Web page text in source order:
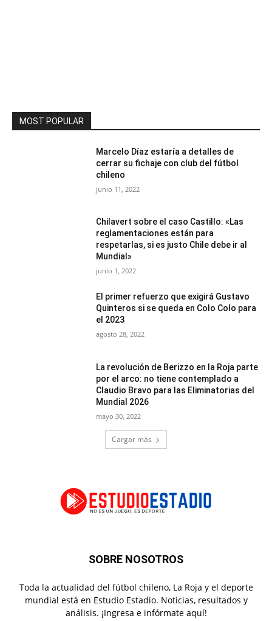
MOST POPULAR
Marcelo Díaz estaría a detalles de
cerrar su fichaje con club del fútbol
chileno
junio 11, 2022
Chilavert sobre el caso Castillo: «Las
reglamentaciones están para
respetarlas, si es justo Chile debe ir al
Mundial»
junio 1, 2022
El primer refuerzo que exigirá Gustavo
Quinteros si se queda en Colo Colo para
el 2023
agosto 28, 2022
La revolución de Berizzo en la Roja parte
por el arco: no tiene contemplado a
Claudio Bravo para las Eliminatorias del
Mundial 2026
mayo 30, 2022
Cargar más
SOBRE NOSOTROS
Toda la actualidad del fútbol chileno, La Roja y el deporte
mundial está en Estudio Estadio. Noticias, resultados y
análisis. ¡Ingresa e infórmate aquí!